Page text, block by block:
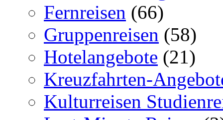
Fernreisen (66)
Gruppenreisen (58)
Hotelangebote (21)
Kreuzfahrten-
Kulturreisen